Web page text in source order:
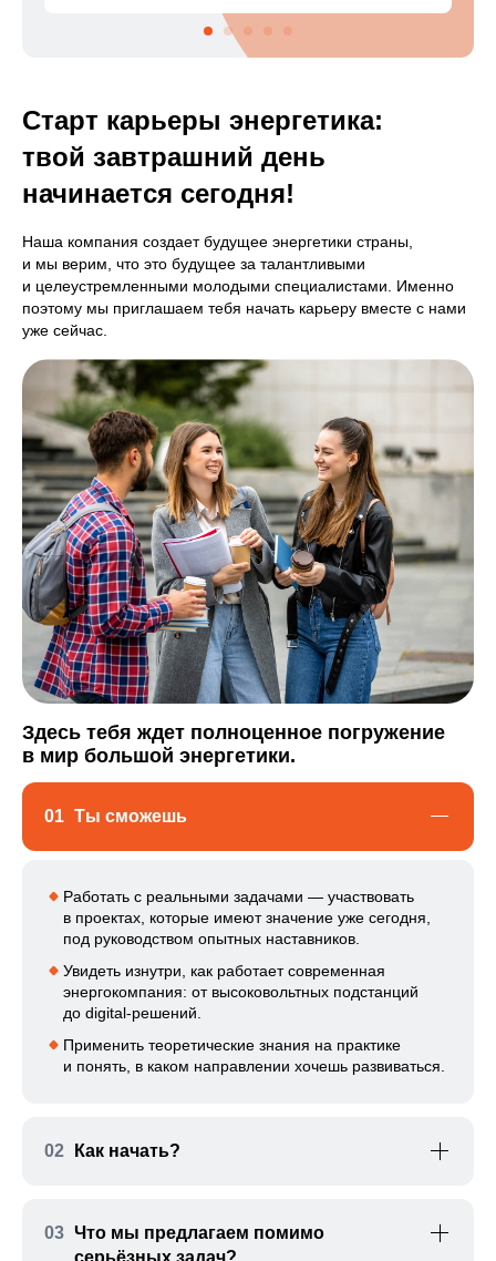
Старт карьеры энергетика:
твой завтрашний день
начинается сегодня!
Наша компания создает будущее энергетики страны,
и мы верим, что это будущее за талантливыми
и целеустремленными молодыми специалистами. Именно
поэтому мы приглашаем тебя начать карьеру вместе с нами
уже сейчас.
Здесь тебя ждет полноценное погружение
в мир большой энергетики.
01 Ты сможешь
Работать с реальными задачами — участвовать
в проектах, которые имеют значение уже сегодня,
под руководством опытных наставников.
Увидеть изнутри, как работает современная
энергокомпания: от высоковольтных подстанций
до digital-решений.
Применить теоретические знания на практике
и понять, в каком направлении хочешь развиваться.
02 Как начать?
Мы предлагаем два комфортных формата,
чтобы совмещать учёбу и работу:
03 Что мы предлагаем помимо
серьёзных задач?